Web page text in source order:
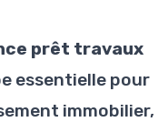
prêt travaux
essentielle pour
immobilier,